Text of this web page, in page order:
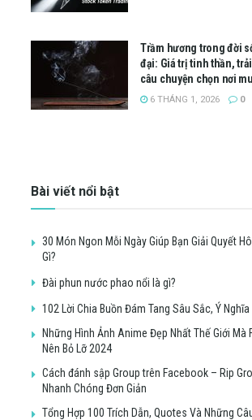
Trầm hương trong đời
đại: Giá trị tinh thần,
câu chuyện chọn nơi
6 THÁNG 1, 2026 0
Bài viết nổi bật
30 Món Ngon Mỗi Ngày Giúp Bạn Giải Quyết
Gì?
Đài phun nước phao nổi là gì?
102 Lời Chia Buồn Đám Tang Sâu Sắc, Ý
Những Hình Ảnh Anime Đẹp Nhất Thế Giới Mà
Nên Bỏ Lỡ 2024
Cách đánh sập Group trên Facebook – Rip
Nhanh Chóng Đơn Giản
Tổng Hợp 100 Trích Dẫn, Quotes Và Những